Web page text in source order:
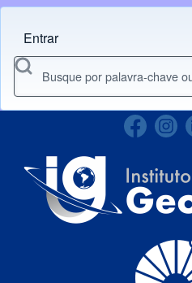
Menu do usuário
Entrar
Search